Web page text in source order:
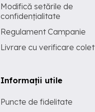
Modifică setările de
confidențialitate
Regulament Campanie
Livrare cu verificare colet
Informații utile
Puncte de fidelitate